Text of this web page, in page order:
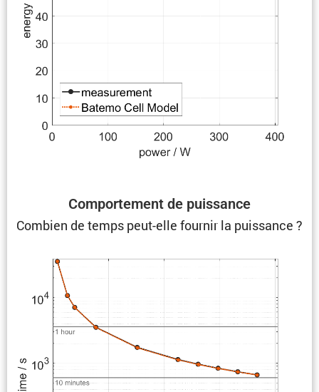
Compor­te­ment de puissance
Combien de temps peut-elle fournir la puissance ?